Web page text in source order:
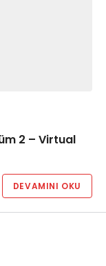
2 – Virtual
DEVAMINI OKU